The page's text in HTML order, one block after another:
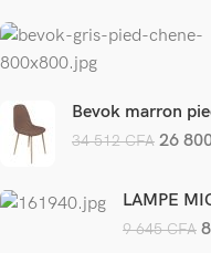
Bevok marron
34 512CFA 26
LAMPE
9 645CFA